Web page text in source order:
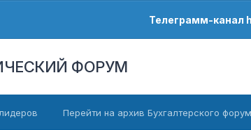
Телеграмм-канал
ФОРУМ
Перейти на архив Бухгалтерского